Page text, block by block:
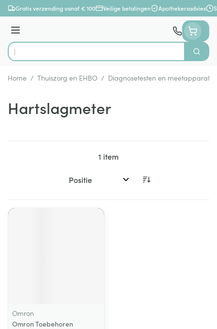
Ga naar de inhoud
Gratis verzending vanaf € 100 Veilige betalingen Apothekersadvies
Menu
Product, merk, categorie...
Zoek
Home / Thuiszorg en EHBO / Diagnosetesten en
Hartslagmeter
1 item
Sorteer op:
Omron
Omron Toebehoren